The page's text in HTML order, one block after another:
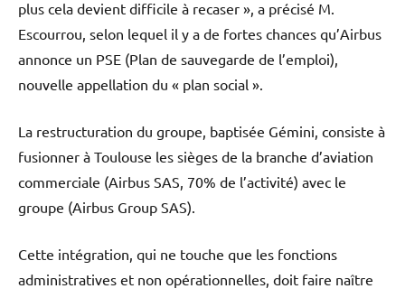
plus cela devient difficile à recaser », a précisé M.
Escourrou, selon lequel il y a de fortes chances qu’Airbus
annonce un PSE (Plan de sauvegarde de l’emploi),
nouvelle appellation du « plan social ».
La restructuration du groupe, baptisée Gémini, consiste à
fusionner à Toulouse les sièges de la branche d’aviation
commerciale (Airbus SAS, 70% de l’activité) avec le
groupe (Airbus Group SAS).
Cette intégration, qui ne touche que les fonctions
administratives et non opérationnelles, doit faire naître